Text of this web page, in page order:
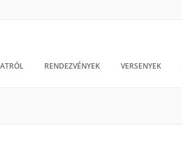
RENDEZVÉNYEK VERSENYEK